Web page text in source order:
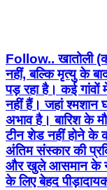
Follow.. खातोली
नहीं, बल्कि मृत्यु के
पड़ रहा है। कई
नहीं हैं। जहां श्मशान
अभाव है। बारिश के
टीन शेड नहीं होने के
अंतिम संस्कार की
और खुले आसमान के
के लिए बेहद